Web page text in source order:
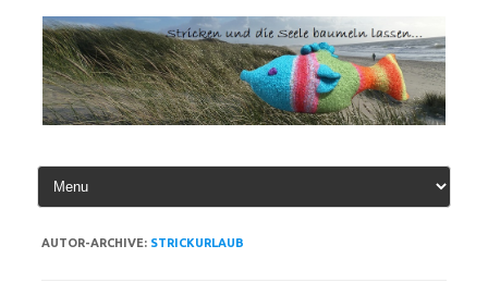
Inhalt
springen
AUTOR-ARCHIVE: STRICKURLAUB